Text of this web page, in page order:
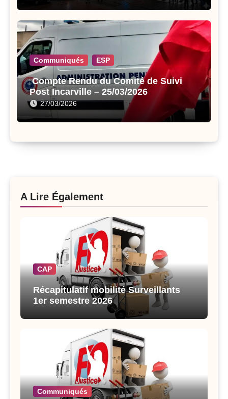
Communiqués ESP
Compte Rendu du Comité de Suivi
Post Incarville – 25/03/2026
27/03/2026
A Lire Également
CAP
Récapitulatif mobilité Surveillants
1er semestre 2026
Communiqués